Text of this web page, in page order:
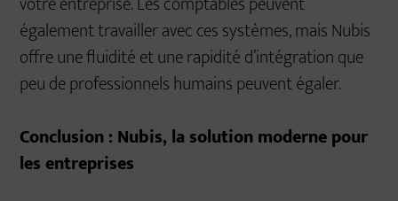
également travailler avec ces systèmes, mais Nubis
offre une fluidité et une rapidité d’intégration que
peu de professionnels humains peuvent égaler.
Conclusion : Nubis, la solution moderne pour
les entreprises